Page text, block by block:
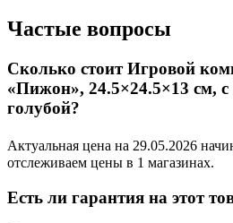
Частые вопросы
Сколько стоит Игровой
«Пижон», 24.5×24.5×13 см,
голубой?
Актуальная цена на 29.05.2026
отслеживаем цены в 1 магазинах.
Есть ли гарантия на этот